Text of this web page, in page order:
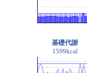
基礎代謝
1599kcal